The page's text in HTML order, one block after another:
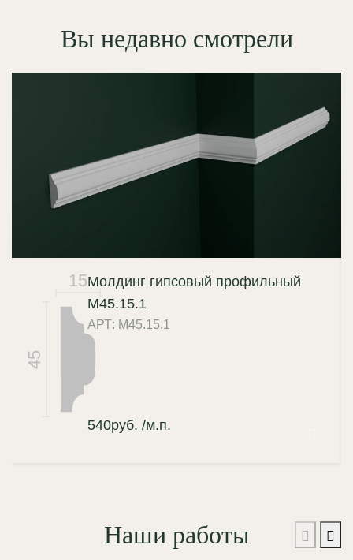
Вы недавно смотрели
15
45
Молдинг гипсовый профильный
М45.15.1
АРТ: М45.15.1
540руб. /м.п.
Наши работы